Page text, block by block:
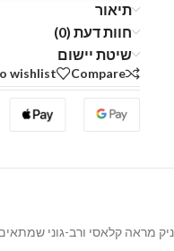
תיאור
חוות דעת (0)
שיטת יישום
Compare
wishlist